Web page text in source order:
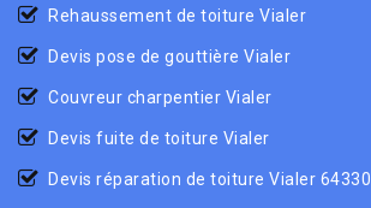
Rehaussement de toiture Vialer
Devis pose de gouttière Vialer
Couvreur charpentier Vialer
Devis fuite de toiture Vialer
Devis réparation de toiture Vialer 64330